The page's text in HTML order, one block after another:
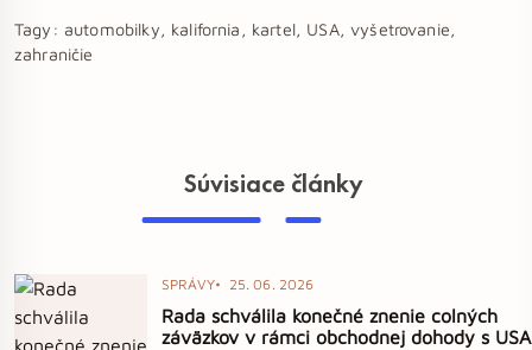
Tagy: automobilky, kalifornia, kartel, USA, vyšetrovanie,
zahraničie
Súvisiace články
SPRÁVY 25. 06. 2026
Rada schválila konečné znenie colných
záväzkov v rámci obchodnej dohody s USA